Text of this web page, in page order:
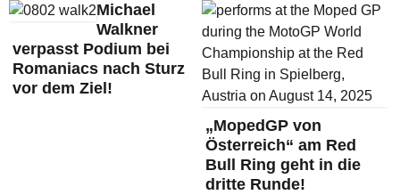
Michael
Walkner
verpasst Podium bei
Romaniacs nach Sturz
vor dem Ziel!
„MopedGP von
Österreich“ am Red
Bull Ring geht in die
dritte Runde!